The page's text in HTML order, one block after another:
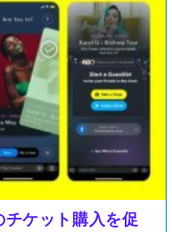
ケット購入を促